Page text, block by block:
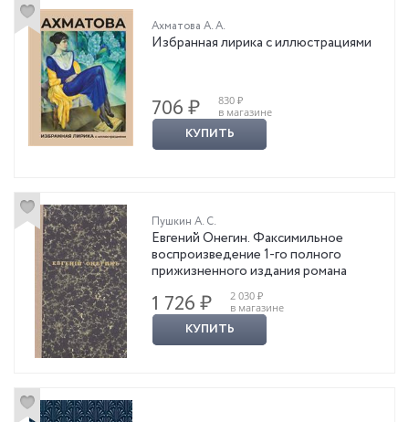
Ахматова А. А.
Избранная лирика с иллюстрациями
706 ₽
830 ₽
в магазине
КУПИТЬ
Пушкин А. С.
Евгений Онегин. Факсимильное
воспроизведение 1-го полного
прижизненного издания романа
1 726 ₽
2 030 ₽
в магазине
КУПИТЬ